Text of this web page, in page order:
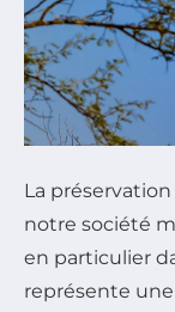
La
notre société
en particulier
représente